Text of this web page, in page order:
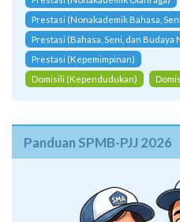
Prestasi (Nonakademik Olahraga)
Prestasi (Nonakademik Bahasa,
Prestasi (Bahasa, Seni, dan
Prestasi (Kepemimpinan)
Domisili (Kependudukan)
Panduan SPMB-PJJ 2026